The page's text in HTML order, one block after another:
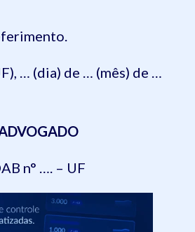
… (dia) de … (mês) de …
n° …. – UF